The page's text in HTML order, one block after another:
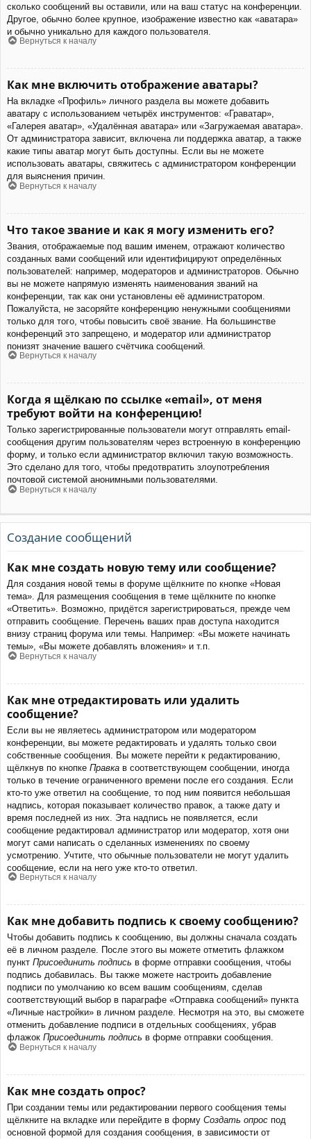
сколько сообщений вы оставили, или на ваш статус на конференции.
Другое, обычно более крупное, изображение известно как «аватара»
и обычно уникально для каждого пользователя.
Вернуться к началу
Как мне включить отображение аватары?
На вкладке «Профиль» личного раздела вы можете добавить
аватару с использованием четырёх инструментов: «Граватар»,
«Галерея аватар», «Удалённая аватара» или «Загружаемая аватара».
От администратора зависит, включена ли поддержка аватар, а также
какие типы аватар могут быть доступны. Если вы не можете
использовать аватары, свяжитесь с администратором конференции
для выяснения причин.
Вернуться к началу
Что такое звание и как я могу изменить его?
Звания, отображаемые под вашим именем, отражают количество
созданных вами сообщений или идентифицируют определённых
пользователей: например, модераторов и администраторов. Обычно
вы не можете напрямую изменять наименования званий на
конференции, так как они установлены её администратором.
Пожалуйста, не засоряйте конференцию ненужными сообщениями
только для того, чтобы повысить своё звание. На большинстве
конференций это запрещено, и модератор или администратор
понизят значение вашего счётчика сообщений.
Вернуться к началу
Когда я щёлкаю по ссылке «email», от меня
требуют войти на конференцию!
Только зарегистрированные пользователи могут отправлять email-
сообщения другим пользователям через встроенную в конференцию
форму, и только если администратор включил такую возможность.
Это сделано для того, чтобы предотвратить злоупотребления
почтовой системой анонимными пользователями.
Вернуться к началу
Создание сообщений
Как мне создать новую тему или сообщение?
Для создания новой темы в форуме щёлкните по кнопке «Новая
тема». Для размещения сообщения в теме щёлкните по кнопке
«Ответить». Возможно, придётся зарегистрироваться, прежде чем
отправить сообщение. Перечень ваших прав доступа находится
внизу страниц форума или темы. Например: «Вы можете начинать
темы», «Вы можете добавлять вложения» и т.п.
Вернуться к началу
Как мне отредактировать или удалить
сообщение?
Если вы не являетесь администратором или модератором
конференции, вы можете редактировать и удалять только свои
собственные сообщения. Вы можете перейти к редактированию,
щёлкнув по кнопке Правка в соответствующем сообщении, иногда
только в течение ограниченного времени после его создания. Если
кто-то уже ответил на сообщение, то под ним появится небольшая
надпись, которая показывает количество правок, а также дату и
время последней из них. Эта надпись не появляется, если
сообщение редактировал администратор или модератор, хотя они
могут сами написать о сделанных изменениях по своему
усмотрению. Учтите, что обычные пользователи не могут удалить
сообщение, если на него уже кто-то ответил.
Вернуться к началу
Как мне добавить подпись к своему сообщению?
Чтобы добавить подпись к сообщению, вы должны сначала создать
её в личном разделе. После этого вы можете отметить флажком
пункт Присоединить подпись в форме отправки сообщения, чтобы
подпись добавилась. Вы также можете настроить добавление
подписи по умолчанию ко всем вашим сообщениям, сделав
соответствующий выбор в параграфе «Отправка сообщений» пункта
«Личные настройки» в личном разделе. Несмотря на это, вы сможете
отменить добавление подписи в отдельных сообщениях, убрав
флажок Присоединить подпись в форме отправки сообщения.
Вернуться к началу
Как мне создать опрос?
При создании темы или редактировании первого сообщения темы
щёлкните на вкладке или перейдите в форму Создать опрос под
основной формой для создания сообщения, в зависимости от